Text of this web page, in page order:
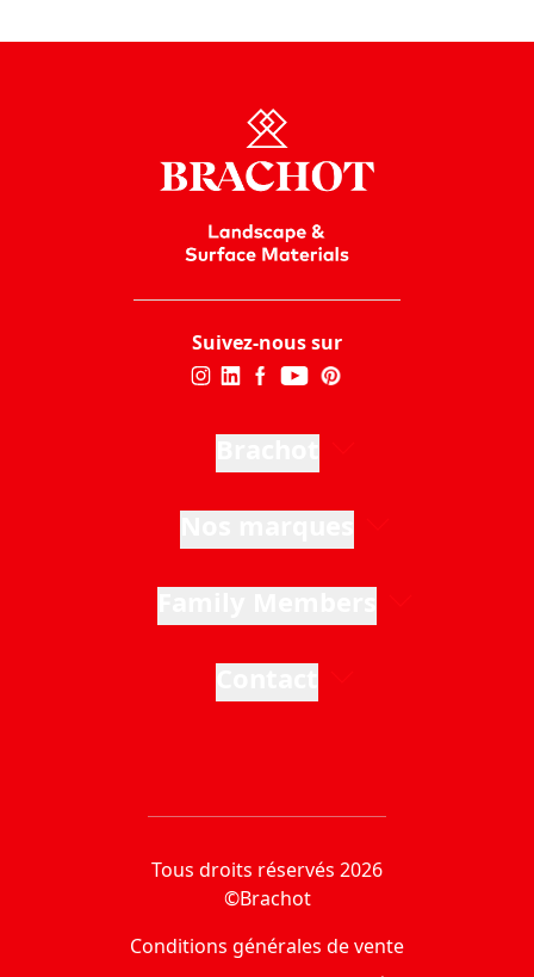
Suivez-nous sur
Tous droits réservés 2026
©Brachot
Conditions générales de vente